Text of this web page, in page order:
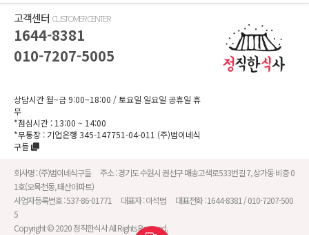
고객센터 CUSTOMER CENTER
1644-8381
010-7207-5005
상담시간 월~금 9:00~18:00 / 토요일 일요일 공휴일 휴
무
*점심시간 : 13:00 ~ 14:00
*무통장 :기업은행 345-147751-04-011 (주)범이네식
구들
회사명 :(주)범이네식구들 주소 :경기도 수원시 권선구 매송고색로533번길 7, 상가동 비층 0
1호(오목천동, 태산아파트)
사업자등록번호 :537-86-01771 대표자 :이석범 대표전화 :1644-8381 / 010-7207-500
5
Copyright © 2020 정직한식사 All Rights Reserved.